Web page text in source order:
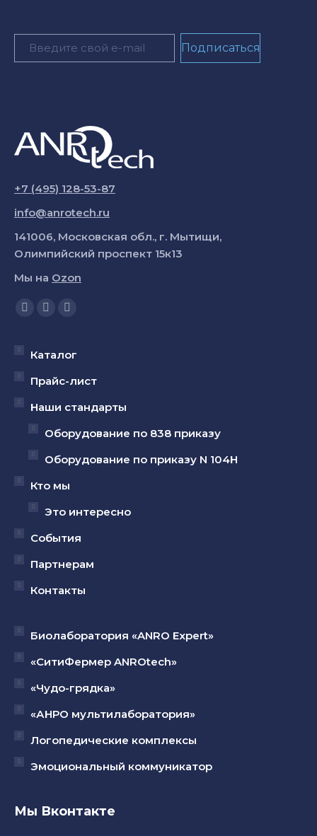
+7 (495) 128-53-87
info@anrotech.ru
141006, Московская обл., г. Мытищи,
Олимпийский проспект 15к13
Мы на Ozon
Ищите нас:
Страница
открывается
новом
окне
Страница
открывается
новом
окне
Страница
открывается
новом
окне
Каталог
Прайс-лист
Наши стандарты
Оборудование по 838 приказу
Оборудование по приказу N 104Н
Кто мы
Это интересно
События
Партнерам
Контакты
Биолаборатория «ANRO Expert»
«СитиФермер ANROtech»
«Чудо-грядка»
«АНРО мультилаборатория»
Логопедические комплексы
Эмоциональный коммуникатор
Мы Вконтакте